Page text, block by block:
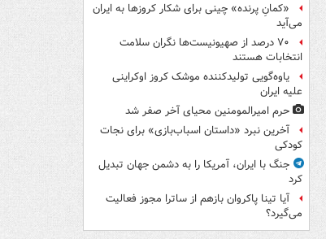
«کمانِ پرنده» چینی برای شکار کروزها به ایران
می‌آید
۷۰ درصد از صهیونیست‌ها نگران سلامت
انتخابات هستند
یاوه‌گویی تولیدکننده موشک کروز اوکراینی
علیه ایران
حرم امیرالمومنین محیای آخر صفر شد
آخرین نبرد «داستان اسباب‌بازی» برای نجات
کودکی
جنگ با ایران، آمریکا را به دشمن جهان تبدیل
کرد
آیا تینا پاکروان بازهم از ساترا مجوز فعالیت
می‌گیرد؟